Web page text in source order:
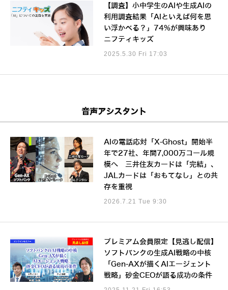
【調査】小中学生のAIや生成AIの
利用調査結果「AIといえば何を思
い浮かべる？」74%が興味あり
ニフティキッズ
2025.5.30 Fri 17:03
音声アシスタント
AIの電話応対「X-Ghost」開始半
年で27社、年間7,000万コール規
模へ 三井住友カードは「完結」、
JALカードは「おもてなし」との共
存を重視
2026.7.21 Tue 9:30
プレミアム会員限定【見逃し配信】
ソフトバンクの生成AI戦略の中核
「Gen-AXが描くAIエージェント
戦略」砂金CEOが語る成功の条件